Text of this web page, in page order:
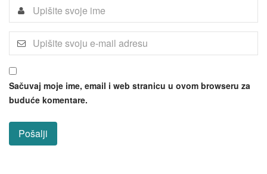
Sačuvaj moje ime, email i web stranicu u ovom browseru za
buduće komentare.